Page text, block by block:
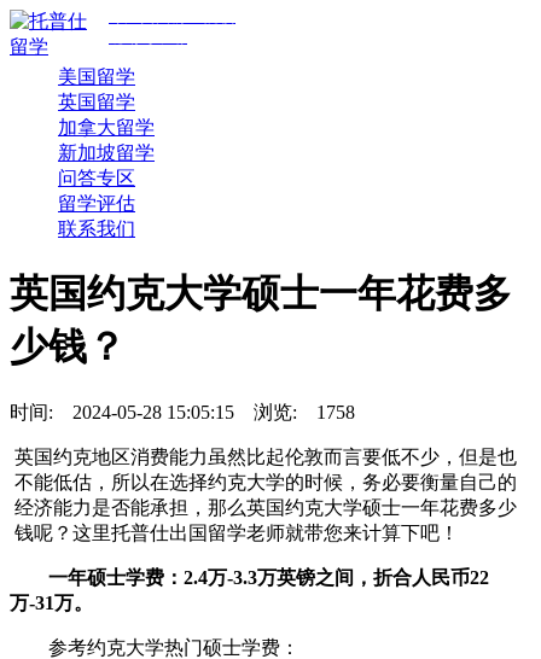
美国留学
英国留学
加拿大留学
新加坡留学
问答专区
留学评估
联系我们
英国约克大学硕士一年花费多
少钱？
时间: 2024-05-28 15:05:15 浏览: 1758
英国约克地区消费能力虽然比起伦敦而言要低不少，但是也
不能低估，所以在选择约克大学的时候，务必要衡量自己的
经济能力是否能承担，那么英国约克大学硕士一年花费多少
钱呢？这里托普仕出国留学老师就带您来计算下吧！
一年硕士学费：2.4万-3.3万英镑之间，折合人民币22
万-31万。
参考约克大学热门硕士学费：